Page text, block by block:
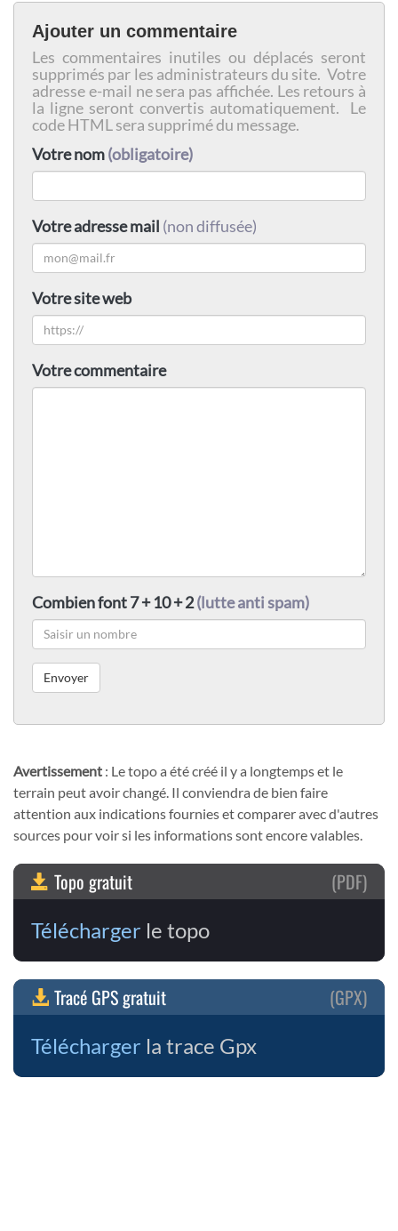
Ajouter un commentaire
Les commentaires inutiles ou déplacés seront
supprimés par les administrateurs du site. Votre
adresse e-mail ne sera pas affichée. Les retours à
la ligne seront convertis automatiquement. Le
code HTML sera supprimé du message.
Votre nom(obligatoire)
Votre adresse mail (non diffusée)
Votre site web
Votre commentaire
Combien font 7 + 10 + 2(lutte anti spam)
Avertissement : Le topo a été créé il y a longtemps et le
terrain peut avoir changé. Il conviendra de bien faire
attention aux indications fournies et comparer avec d'autres
sources pour voir si les informations sont encore valables.
Topo gratuit (PDF)
Télécharger le topo
Tracé GPS gratuit (GPX)
Télécharger la trace Gpx